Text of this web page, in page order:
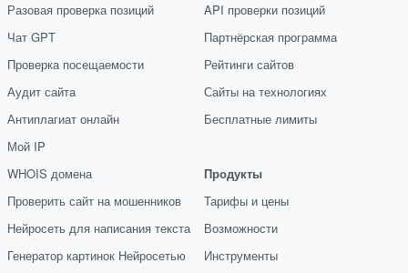
Разовая проверка позиций
Чат GPT
Проверка посещаемости
Аудит сайта
Антиплагиат онлайн
Мой IP
WHOIS домена
Проверить сайт на мошенников
Нейросеть для написания текста
Генератор картинок Нейросетью
API проверки позиций
Партнёрская программа
Рейтинги сайтов
Сайты на технологиях
Бесплатные лимиты
Продукты
Тарифы и цены
Возможности
Инструменты